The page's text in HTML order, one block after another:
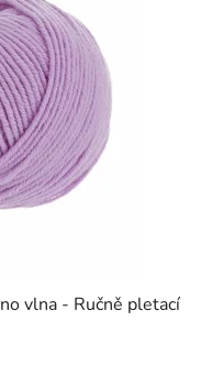
vlna - Ručně pletací